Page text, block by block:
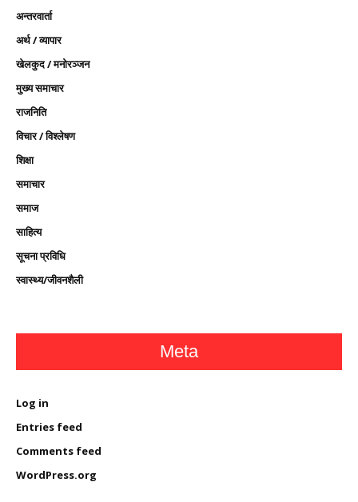
अन्तरवार्ता
अर्थ / व्यापार
खेलकुद / मनोरञ्जन
मुख्य समाचार
राजनिति
विचार / विश्लेषण
शिक्षा
समाचार
समाज
साहित्य
सूचना प्रविधि
स्वास्थ्य/जीवनशैली
Meta
Log in
Entries feed
Comments feed
WordPress.org